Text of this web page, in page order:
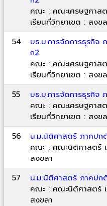
คณะ : คณะเศรษฐศาส
เรียนที่วิทยาเขต : สงข
54
บธ.ม.การจัดการธุรกิ
ก2
คณะ : คณะเศรษฐศาส
เรียนที่วิทยาเขต : สงข
55
บธ.ม.การจัดการธุรกิจ
คณะ : คณะเศรษฐศาส
เรียนที่วิทยาเขต : สงข
56
น.ม.นิติศาสตร์ ภาคป
คณะ : คณะนิติศาสตร์
สงขลา
57
น.ม.นิติศาสตร์ ภาคปก
คณะ : คณะนิติศาสตร์
สงขลา